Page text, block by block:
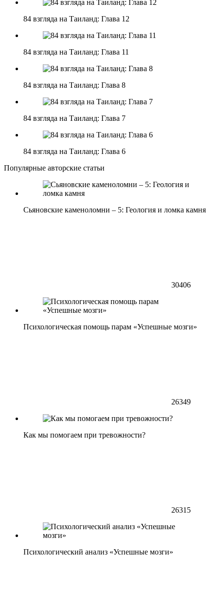
84 взгляда на Таиланд: Глава 12
84 взгляда на Таиланд: Глава 11
84 взгляда на Таиланд: Глава 8
84 взгляда на Таиланд: Глава 7
84 взгляда на Таиланд: Глава 6
Популярные авторские статьи
Сьяновские каменоломни – 5: Геология и ломка камня
30406
Психологическая помощь парам «Успешные мозги»
26349
Как мы помогаем при тревожности?
26315
Психологический анализ «Успешные мозги»